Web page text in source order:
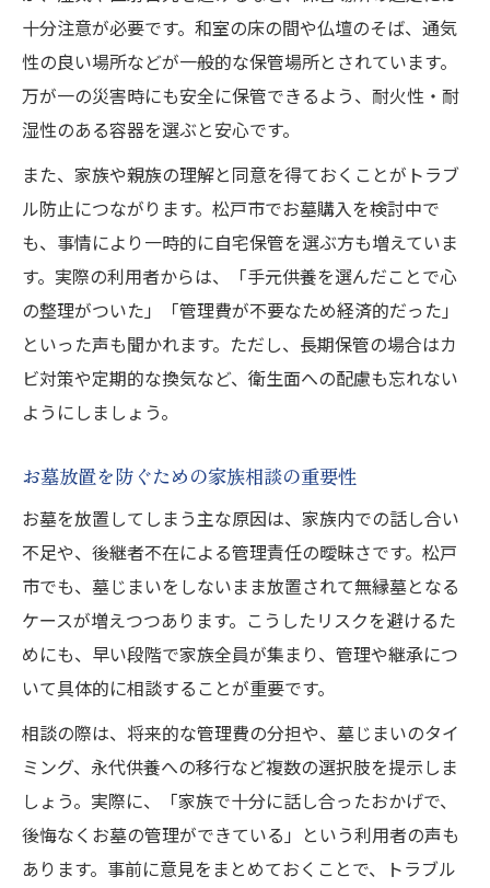
十分注意が必要です。和室の床の間や仏壇のそば、通気
性の良い場所などが一般的な保管場所とされています。
万が一の災害時にも安全に保管できるよう、耐火性・耐
湿性のある容器を選ぶと安心です。
また、家族や親族の理解と同意を得ておくことがトラブ
ル防止につながります。松戸市でお墓購入を検討中で
も、事情により一時的に自宅保管を選ぶ方も増えていま
す。実際の利用者からは、「手元供養を選んだことで心
の整理がついた」「管理費が不要なため経済的だった」
といった声も聞かれます。ただし、長期保管の場合はカ
ビ対策や定期的な換気など、衛生面への配慮も忘れない
ようにしましょう。
お墓放置を防ぐための家族相談の重要性
お墓を放置してしまう主な原因は、家族内での話し合い
不足や、後継者不在による管理責任の曖昧さです。松戸
市でも、墓じまいをしないまま放置されて無縁墓となる
ケースが増えつつあります。こうしたリスクを避けるた
めにも、早い段階で家族全員が集まり、管理や継承につ
いて具体的に相談することが重要です。
相談の際は、将来的な管理費の分担や、墓じまいのタイ
ミング、永代供養への移行など複数の選択肢を提示しま
しょう。実際に、「家族で十分に話し合ったおかげで、
後悔なくお墓の管理ができている」という利用者の声も
あります。事前に意見をまとめておくことで、トラブル